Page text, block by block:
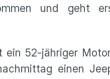
und geht
ein 52-jähriger
einen